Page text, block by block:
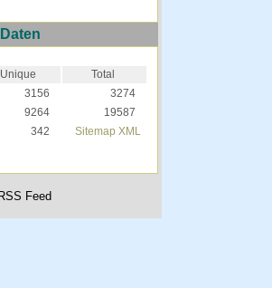
Unique
Total
3156
3274
9264
19587
342 Sitemap XML
Feed